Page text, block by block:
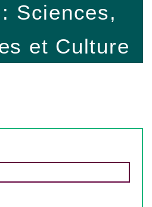
Sciences,
et Culture